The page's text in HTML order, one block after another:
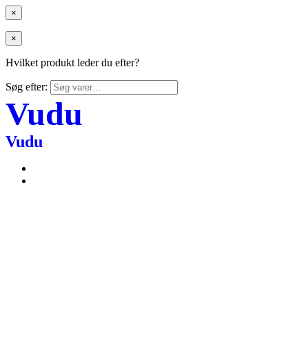
×
×
Hvilket produkt leder du efter?
Søg efter:
Vudu
Vudu